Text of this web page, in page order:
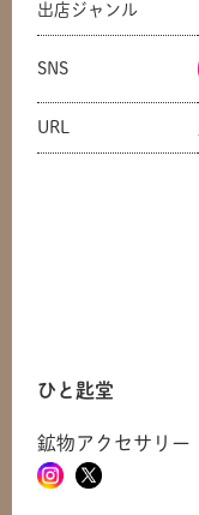
出店ジャンル
SNS
URL
ひと匙堂
鉱物アクセサリー